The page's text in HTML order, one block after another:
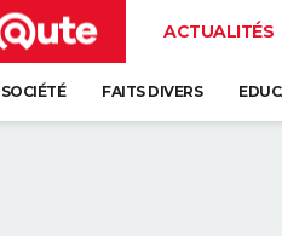
ACTUALITÉS
SOCIÉTÉ FAITS DIVERS